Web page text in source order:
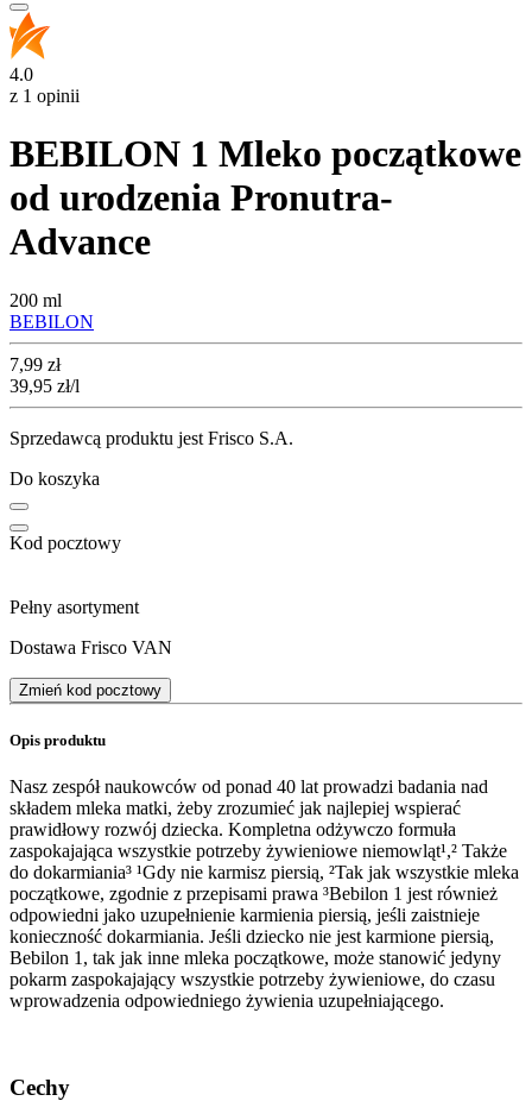
4.0
z 1 opinii
BEBILON 1 Mleko początkowe
od urodzenia Pronutra-
Advance
200 ml
BEBILON
Cena
7,99 zł
39,95 zł/l
Sprzedawcą produktu jest Frisco S.A.
Do koszyka
Kod pocztowy
Pełny asortyment
Dostawa Frisco VAN
Zmień kod pocztowy
Opis produktu
Nasz zespół naukowców od ponad 40 lat prowadzi badania nad
składem mleka matki, żeby zrozumieć jak najlepiej wspierać
prawidłowy rozwój dziecka. Kompletna odżywczo formuła
zaspokajająca wszystkie potrzeby żywieniowe niemowląt¹,² Także
do dokarmiania³ ¹Gdy nie karmisz piersią, ²Tak jak wszystkie mleka
początkowe, zgodnie z przepisami prawa ³Bebilon 1 jest również
odpowiedni jako uzupełnienie karmienia piersią, jeśli zaistnieje
konieczność dokarmiania. Jeśli dziecko nie jest karmione piersią,
Bebilon 1, tak jak inne mleka początkowe, może stanowić jedyny
pokarm zaspokajający wszystkie potrzeby żywieniowe, do czasu
wprowadzenia odpowiedniego żywienia uzupełniającego.
Cechy